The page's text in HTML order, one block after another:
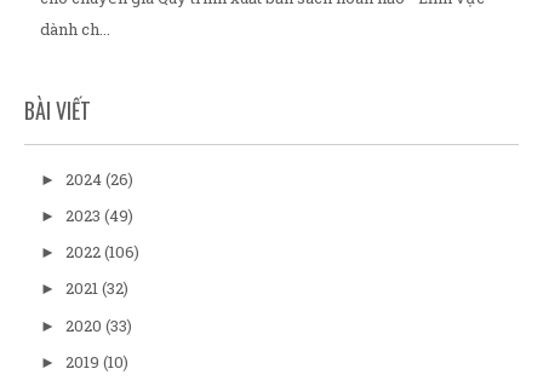
dành ch...
BÀI VIẾT
► 2024(26)
► 2023 (49)
► 2022(106)
► 2021(32)
► 2020 (33)
► 2019 (10)